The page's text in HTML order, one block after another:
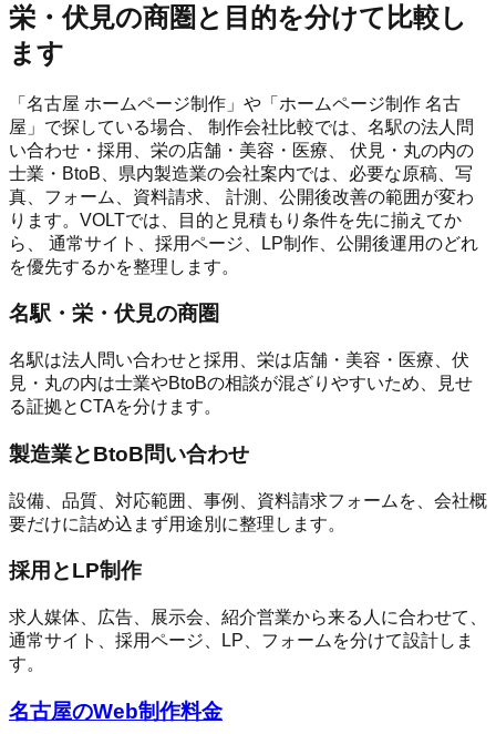
栄・伏見の商圏と目的を分けて比較し
ます
「名古屋 ホームページ制作」や「ホームページ制作 名古
屋」で探している場合、 制作会社比較では、名駅の法人問
い合わせ・採用、栄の店舗・美容・医療、 伏見・丸の内の
士業・BtoB、県内製造業の会社案内では、必要な原稿、写
真、フォーム、資料請求、 計測、公開後改善の範囲が変わ
ります。VOLTでは、目的と見積もり条件を先に揃えてか
ら、 通常サイト、採用ページ、LP制作、公開後運用のどれ
を優先するかを整理します。
名駅・栄・伏見の商圏
名駅は法人問い合わせと採用、栄は店舗・美容・医療、伏
見・丸の内は士業やBtoBの相談が混ざりやすいため、見せ
る証拠とCTAを分けます。
製造業とBtoB問い合わせ
設備、品質、対応範囲、事例、資料請求フォームを、会社概
要だけに詰め込まず用途別に整理します。
採用とLP制作
求人媒体、広告、展示会、紹介営業から来る人に合わせて、
通常サイト、採用ページ、LP、フォームを分けて設計しま
す。
名古屋のWeb制作料金